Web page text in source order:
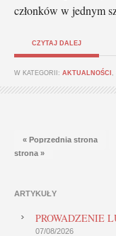
członków w jednym
CZYTAJ DALEJ
W KATEGORII: AKTUALNOŚCI
« Poprzednia strona
strona »
ARTYKUŁY
PROWADZENIE
07/08/2026